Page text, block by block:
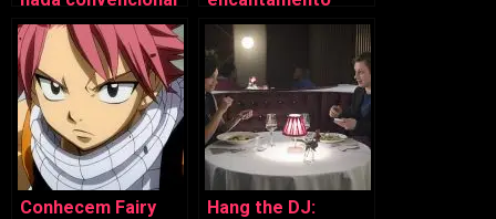
francês
Conhecem Fairy
Hang the DJ: